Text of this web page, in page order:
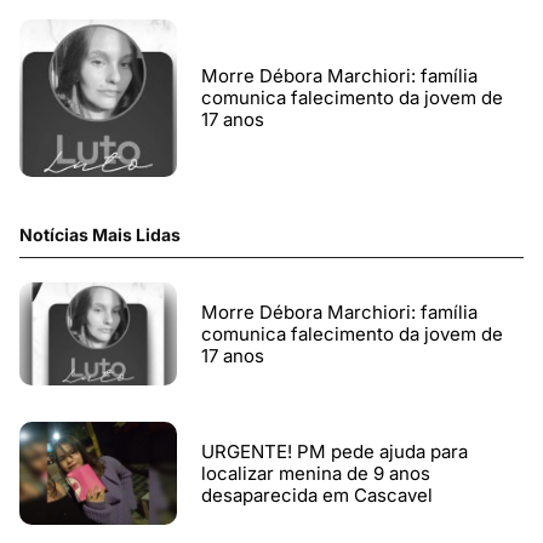
Morre Débora Marchiori: família
comunica falecimento da jovem de
17 anos
Notícias Mais Lidas
Morre Débora Marchiori: família
comunica falecimento da jovem de
17 anos
URGENTE! PM pede ajuda para
localizar menina de 9 anos
desaparecida em Cascavel